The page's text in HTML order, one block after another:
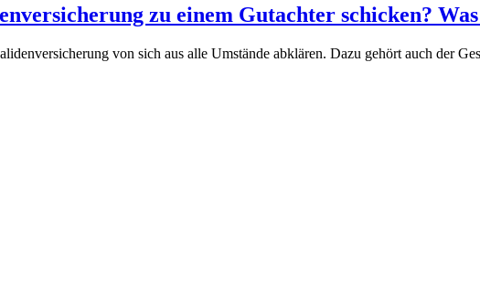
zu einem Gutachter schicken?
von sich aus alle Umstände abklären. Dazu gehört auch der